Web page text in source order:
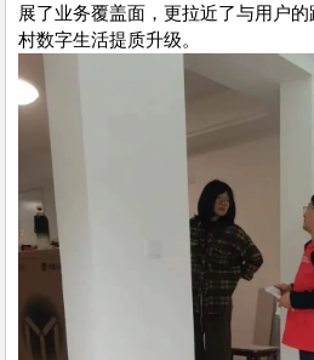
展了业务覆盖面，更拉近了与用户
村数字生活提质升级。